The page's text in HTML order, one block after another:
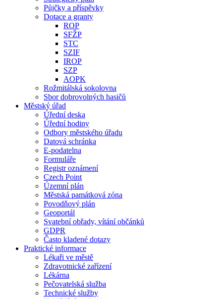
Půjčky a příspěvky
Dotace a granty
ROP
SFŽP
STC
SZIF
IROP
SZP
AOPK
Rožmitálská sokolovna
Sbor dobrovolných hasičů
Městský úřad
Úřední deska
Úřední hodiny
Odbory městského úřadu
Datová schránka
E-podatelna
Formuláře
Registr oznámení
Czech Point
Územní plán
Městská památková zóna
Povodňový plán
Geoportál
Svatební obřady, vítání občánků
GDPR
Často kladené dotazy
Praktické informace
Lékaři ve městě
Zdravotnické zařízení
Lékárna
Pečovatelská služba
Technické služby